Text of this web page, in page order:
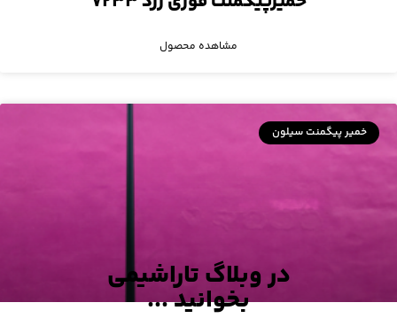
مشاهده محصول
خمیر پیگمنت سیلون
در وبلاگ تاراشیمی
بخوانید ...